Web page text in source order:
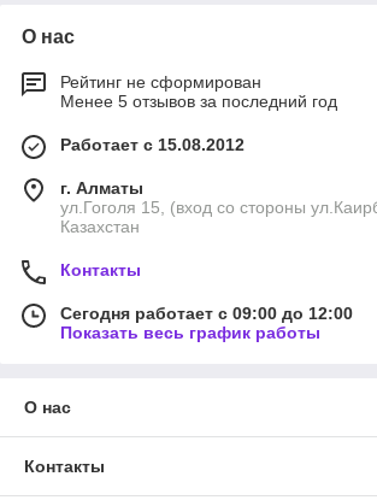
О нас
Рейтинг не сформирован
Менее 5 отзывов за последний год
Работает с 15.08.2012
г. Алматы
ул.Гоголя 15, (вход со стороны
Казахстан
Контакты
Сегодня работает с 09:00 до 12:00
Показать весь график работы
О нас
Контакты